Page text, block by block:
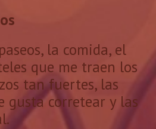
la comida, el
que me traen los
tan fuertes, las
gusta corretear y las